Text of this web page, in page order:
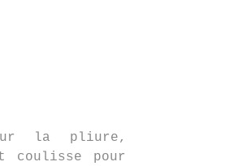
la pliure,
coulisse pour